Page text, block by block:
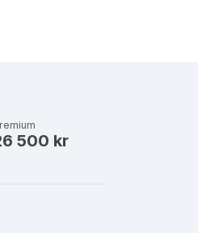
500 kr